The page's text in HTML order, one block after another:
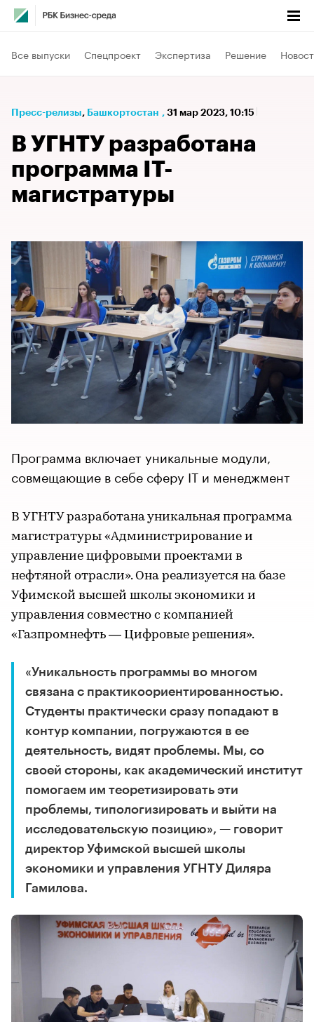
Все выпуски Спецпроект Экспертиза Решение
Пресс-релизы⁠, Башкортостан , 31 мар 2023, 10:15
В УГНТУ разработана
программа IT-
магистратуры
Программа включает уникальные модули,
совмещающие в себе сферу IT и менеджмент
В УГНТУ разработана уникальная программа
магистратуры «Администрирование и
управление цифровыми проектами в
нефтяной отрасли». Она реализуется на базе
Уфимской высшей школы экономики и
управления совместно с компанией
«Газпромнефть — Цифровые решения».
«Уникальность программы во многом
связана с практикоориентированностью.
Студенты практически сразу попадают в
контур компании, погружаются в ее
деятельность, видят проблемы. Мы, со
своей стороны, как академический институт
помогаем им теоретизировать эти
проблемы, типологизировать и выйти на
исследовательскую позицию», — говорит
директор Уфимской высшей школы
экономики и управления УГНТУ Диляра
Гамилова.